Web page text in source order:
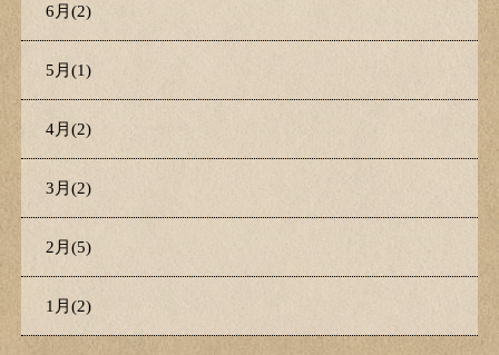
6月(2)
5月(1)
4月(2)
3月(2)
2月(5)
1月(2)